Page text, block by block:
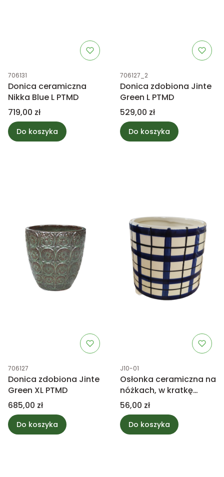
Kod produktu
706131
Donica ceramiczna
Nikka Blue L PTMD
Cena
719,00 zł
Do koszyka
Kod produktu
706127_2
Donica zdobiona Jinte
Green L PTMD
Cena
529,00 zł
Do koszyka
Kod produktu
706127
Donica zdobiona Jinte
Green XL PTMD
Cena
685,00 zł
Do koszyka
Kod produktu
J10-01
Osłonka ceramiczna na
nóżkach, w kratkę
15,5x15cm
Cena
56,00 zł
Do koszyka